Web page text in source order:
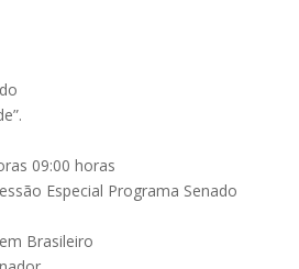
09:00 horas
Especial Programa Senado
Brasileiro